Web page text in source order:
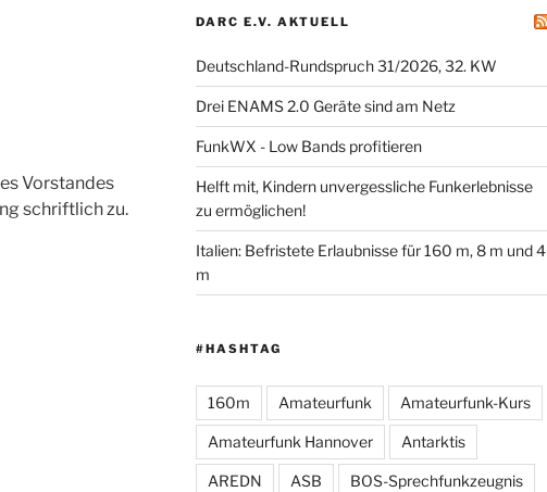
Vorstandes
schriftlich zu.
DARC E.V. AKTUELL
Deutschland-Rundspruch 31/2026, 32. KW
Drei ENAMS 2.0 Geräte sind am Netz
FunkWX - Low Bands profitieren
Helft mit, Kindern unvergessliche Funkerlebnisse
zu ermöglichen!
Italien: Befristete Erlaubnisse für 160 m, 8 m und 4
m
#HASHTAG
160m Amateurfunk Amateurfunk-Kurs
Amateurfunk Hannover Antarktis
AREDN ASB BOS-Sprechfunkzeugnis